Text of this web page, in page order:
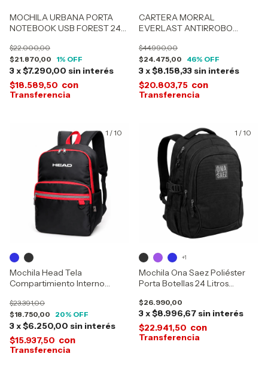
MOCHILA URBANA PORTA
NOTEBOOK USB FOREST 24
$21.870,00
$22.000,00
1% OFF
3x$7.290,00 sin interés
$18.589,50 con
CARTERA MORRAL
EVERLAST ANTIRROBO
$24.475,00
$44.990,00
46% OFF
3x$8.158,33 sin interés
$20.803,75 con
1 /10
Mochila Head Tela
Compartimiento Interno
$18.750,00
$23.391,00
20% OFF
3x$6.250,00 sin interés
$15.937,50 con
1 /10
Mochila Ona Saez Poliéster
Porta Botellas 24 Litros
$26.990,00
3x$8.996,67 sin interés
$22.941,50 con
+1